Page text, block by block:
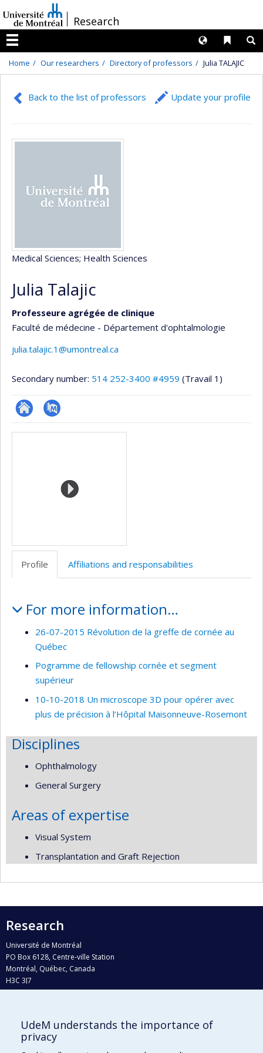
au
contenu
/Research
Menu
Liens
Langues
Home Our researchers Directory of professors Julia TALAJIC
Back to the list of professors Update your profile
Medical Sciences; Health Sciences
Julia Talajic
Professeure agrégée de clinique
Faculté de médecine - Département d'ophtalmologie
julia.talajic.1@umontreal.ca
Secondary number: 514 252-3400 #4959 (Travail 1)
ResearchGate
PubMed
Media
Profile Affiliations and responsabilities
For more information…
26-07-2015 Révolution de la greffe de cornée au
Québec
Pogramme de fellowship cornée et segment
supérieur
10-10-2018 Un microscope 3D pour opérer avec
plus de précision à l’Hôpital Maisonneuve-Rosemont
Disciplines
Ophthalmology
General Surgery
Areas of expertise
Visual System
Transplantation and Graft Rejection
Research
Université de Montréal
PO Box 6128, Centre-ville Station
Montréal, Québec, Canada
H3C 3J7
Who does what?
UdeM understands the importance of
privacy